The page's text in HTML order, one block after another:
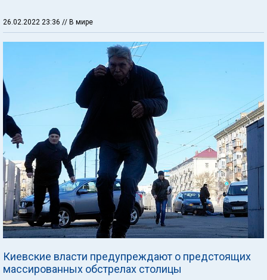
26.02.2022 23:36 // В мире
Киевские власти предупреждают о предстоящих
массированных обстрелах столицы